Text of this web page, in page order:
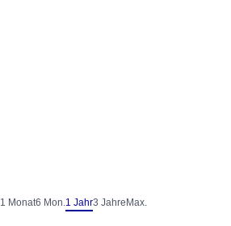
1 Monat6 Mon.1 Jahr3 Jahre Max.